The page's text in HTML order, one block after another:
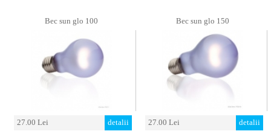
Bec sun glo 100
27.00 Lei detalii
Bec sun glo 150
27.00 Lei detalii